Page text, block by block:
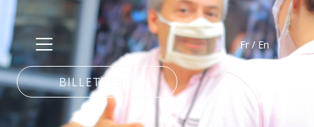
Fr/ En
BILLETTERIE